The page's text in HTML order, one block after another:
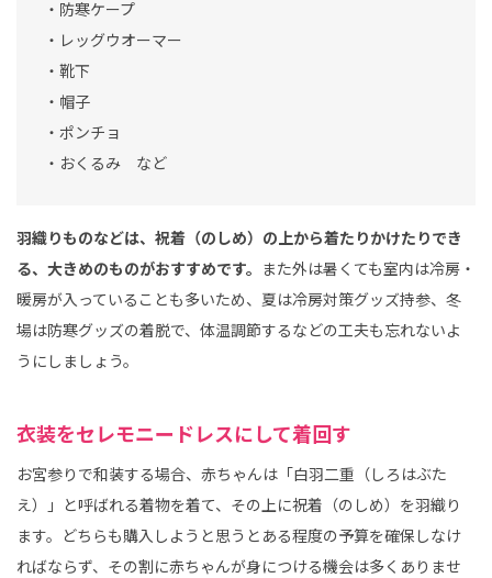
・防寒ケープ
・レッグウオーマー
・靴下
・帽子
・ポンチョ
・おくるみ など
羽織りものなどは、祝着（のしめ）の上から着たりかけたりでき
る、大きめのものがおすすめです。 また外は暑くても室内は冷房・
暖房が入っていることも多いため、夏は冷房対策グッズ持参、冬
場は防寒グッズの着脱で、体温調節するなどの工夫も忘れないよ
うにしましょう。
衣装をセレモニードレスにして着回す
お宮参りで和装する場合、赤ちゃんは「白羽二重（しろはぶた
え）」と呼ばれる着物を着て、その上に祝着（のしめ）を羽織り
ます。どちらも購入しようと思うとある程度の予算を確保しなけ
ればならず、その割に赤ちゃんが身につける機会は多くありませ